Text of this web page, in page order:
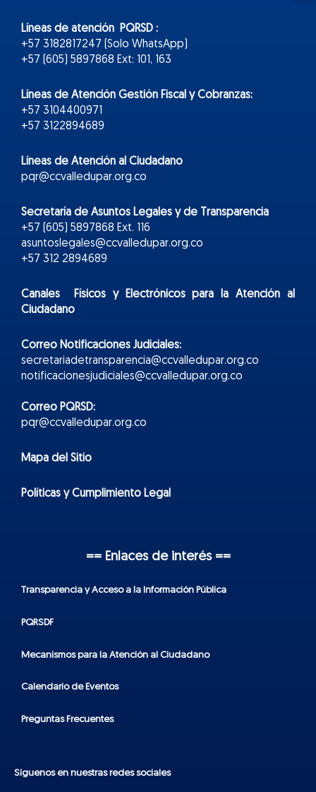
Líneas de atención PQRSD :
+57 3182817247 (Solo WhatsApp)
+57 (605) 5897868 Ext: 101, 163
Líneas de Atención Gestión Fiscal y Cobranzas:
+57 3104400971
+57 3122894689
Líneas de Atención al Ciudadano
pqr@ccvalledupar.org.co
Secretaría de Asuntos Legales y de Transparencia
+57 (605) 5897868 Ext. 116
asuntoslegales@ccvalledupar.org.co
+57 312 2894689
Canales Físicos yElectrónicospara la Atención al
Ciudadano
Correo Notificaciones Judiciales:
secretariadetransparencia@ccvalledupar.org.co
notificacionesjudiciales@ccvalledupar.org.co
Correo PQRSD:
pqr@ccvalledupar.org.co
Mapa del Sitio
Políticas y Cumplimiento Legal
== Enlaces de interés ==
Transparencia y Acceso a la Información Pública
PQRSDF
Mecanismos para la Atención al Ciudadano
Calendario de Eventos
Preguntas Frecuentes
Síguenos en nuestras redes sociales